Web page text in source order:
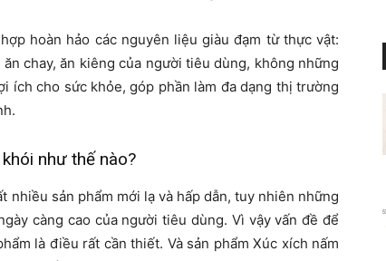
hoàn hảo các nguyên liệu giàu đạm từ thực vật:
chay, ăn kiêng của người tiêu dùng, không những
ích cho sức khỏe, góp phần làm đa dạng thị trường
như thế nào?
sản phẩm mới lạ và hấp dẫn, tuy nhiên những
càng cao của người tiêu dùng. Vì vậy vấn đề để
là điều rất cần thiết. Và sản phẩm Xúc xích nấm